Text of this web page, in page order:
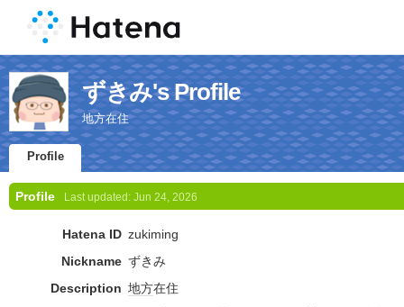
ずきみ's Profile
地方在住
Profile
Profile Last updated: Jun 24, 2026
Hatena ID zukiming
Nickname ずきみ
Description 地方在住